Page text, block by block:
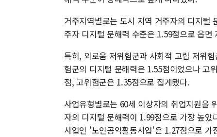
거주지역별로는 도시 지역 거주자의 디지털
주자 디지털 문해력 수준은 1.59점으로 읍
특히, 외로움 저위험군과 사회적 고립 저위
험군의 디지털 문해력은 1.55점이었으나 고
점, 고위험군은 1.35점으로 집계됐다.
사업유형별로는 60세 이상자의 취업지원을
자의 디지털 문해력이 1.99점으로 가장 높
사업인 '노인공익활동사업'은 1.27점으로 가